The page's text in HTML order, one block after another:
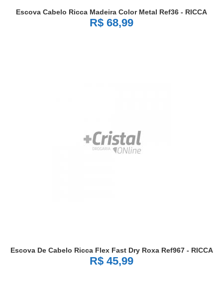
Escova Cabelo Ricca Madeira Color Metal Ref36 - RICCA
R$ 68,99
Escova De Cabelo Ricca Flex Fast Dry Roxa Ref967 - RICCA
R$ 45,99